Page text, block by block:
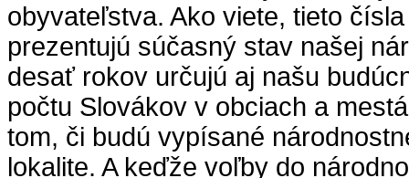
obyvateľstva. Ako viete, tieto
prezentujú súčasný stav našej
desať rokov určujú aj našu
počtu Slovákov v obciach a
tom, či budú vypísané
lokalite. A keďže voľby do